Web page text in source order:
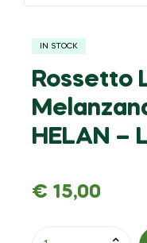
IN STOCK
Rossetto
HELAN –
€ 15,00